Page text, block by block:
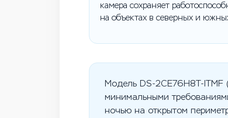
камера сохраняет
на объектах в северных и
Модель DS-2CE76H8T-
минимальными
ночью на открытом